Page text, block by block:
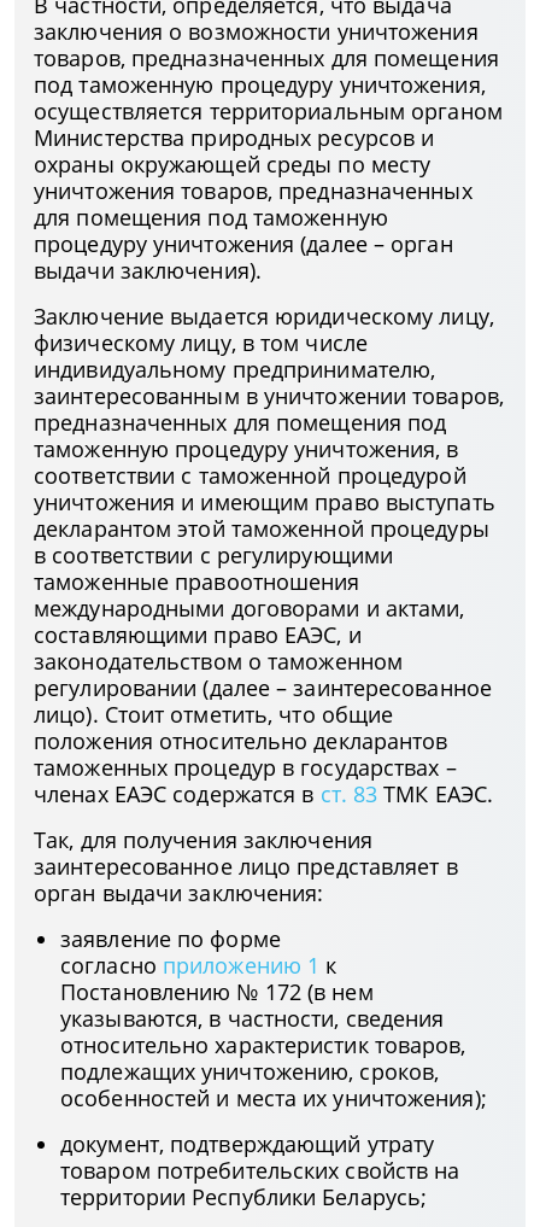
заключения о возможности уничтожения
товаров, предназначенных для помещения
под таможенную процедуру уничтожения,
осуществляется территориальным органом
Министерства природных ресурсов и
охраны окружающей среды по месту
уничтожения товаров, предназначенных
для помещения под таможенную
процедуру уничтожения (далее – орган
выдачи заключения).
Заключение выдается юридическому лицу,
физическому лицу, в том числе
индивидуальному предпринимателю,
заинтересованным в уничтожении товаров,
предназначенных для помещения под
таможенную процедуру уничтожения, в
соответствии с таможенной процедурой
уничтожения и имеющим право выступать
декларантом этой таможенной процедуры
в соответствии с регулирующими
таможенные правоотношения
международными договорами и актами,
составляющими право ЕАЭС, и
законодательством о таможенном
регулировании (далее – заинтересованное
лицо). Стоит отметить, что общие
положения относительно декларантов
таможенных процедур в государствах –
членах ЕАЭС содержатся в ст. 83 ТМК ЕАЭС.
Так, для получения заключения
заинтересованное лицо представляет в
орган выдачи заключения:
заявление по форме
согласно приложению 1 к
Постановлению № 172 (в нем
указываются, в частности, сведения
относительно характеристик товаров,
подлежащих уничтожению, сроков,
особенностей и места их уничтожения);
документ, подтверждающий утрату
товаром потребительских свойств на
территории Республики Беларусь;